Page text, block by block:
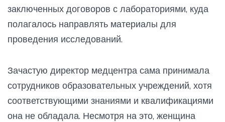
заключенных договоров с лабораториями, куда
полагалось направлять материалы для
проведения исследований.
Зачастую директор медцентра сама принимала
сотрудников образовательных учреждений, хотя
соответствующими знаниями и квалификациями
она не обладала. Несмотря на это, женщина